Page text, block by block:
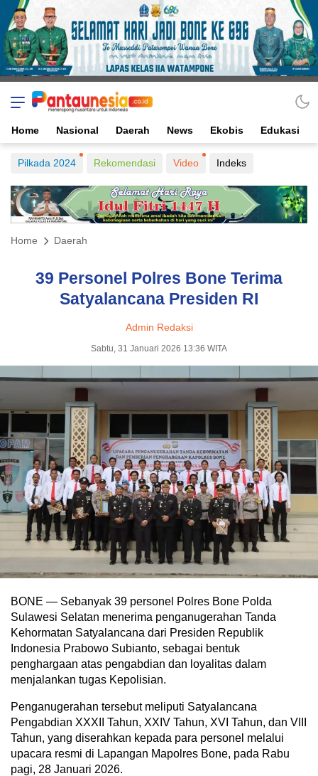
Home Nasional Daerah News Ekobis Edukasi
Pilkada 2024 Rekomendasi Video Indeks
Home Daerah
39 Personel Polres Bone Terima
Satyalancana Presiden RI
Admin Redaksi
Sabtu, 31 Januari 2026 13:36 WITA
BONE — Sebanyak 39 personel Polres Bone Polda
Sulawesi Selatan menerima penganugerahan Tanda
Kehormatan Satyalancana dari Presiden Republik
Indonesia Prabowo Subianto, sebagai bentuk
penghargaan atas pengabdian dan loyalitas dalam
menjalankan tugas Kepolisian.
Penganugerahan tersebut meliputi Satyalancana
Pengabdian XXXII Tahun, XXIV Tahun, XVI Tahun, dan VIII
Tahun, yang diserahkan kepada para personel melalui
upacara resmi di Lapangan Mapolres Bone, pada Rabu
pagi, 28 Januari 2026.